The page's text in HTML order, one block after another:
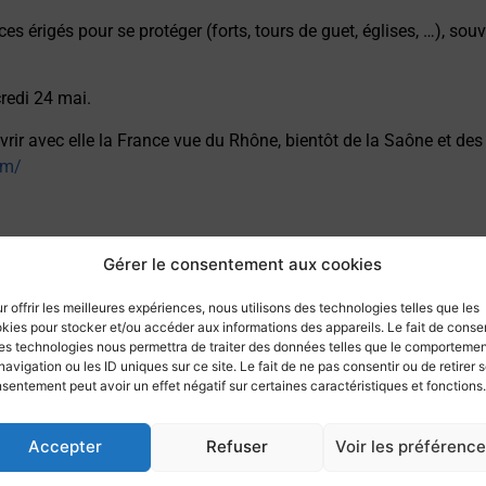
Gérer le consentement aux cookies
offrir les meilleures expériences, nous utilisons des technologies telles que les
pour stocker et/ou accéder aux informations des appareils. Le fait de
technologies nous permettra de traiter des données telles que le
ou les ID uniques sur ce site. Le fait de ne pas consentir ou de retirer
peut avoir un effet négatif sur certaines caractéristiques et fonctions.
Accepter Refuser Voir les
érigés pour se protéger (forts, tours de guet, églises, …),
24 mai.
avec elle la France vue du Rhône, bientôt de la Saône et
Retourner aux aventures
nautiques